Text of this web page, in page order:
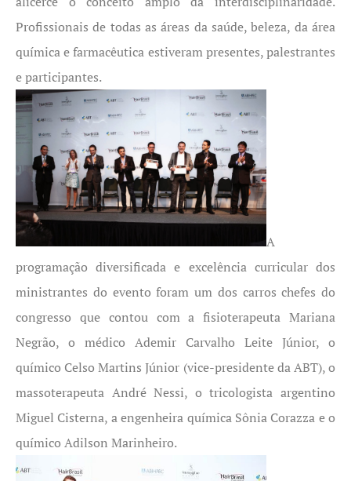
Profissionais de todas as áreas da saúde, beleza, da área
química e farmacêutica estiveram presentes, palestrantes
e participantes.
A
programação diversificada e excelência curricular dos
ministrantes do evento foram um dos carros chefes do
congresso que contou com a fisioterapeuta Mariana
Negrão, o médico Ademir Carvalho Leite Júnior, o
químico Celso Martins Júnior (vice-presidente da ABT), o
massoterapeuta André Nessi, o tricologista argentino
Miguel Cisterna, a engenheira química Sônia Corazza e o
químico Adilson Marinheiro.